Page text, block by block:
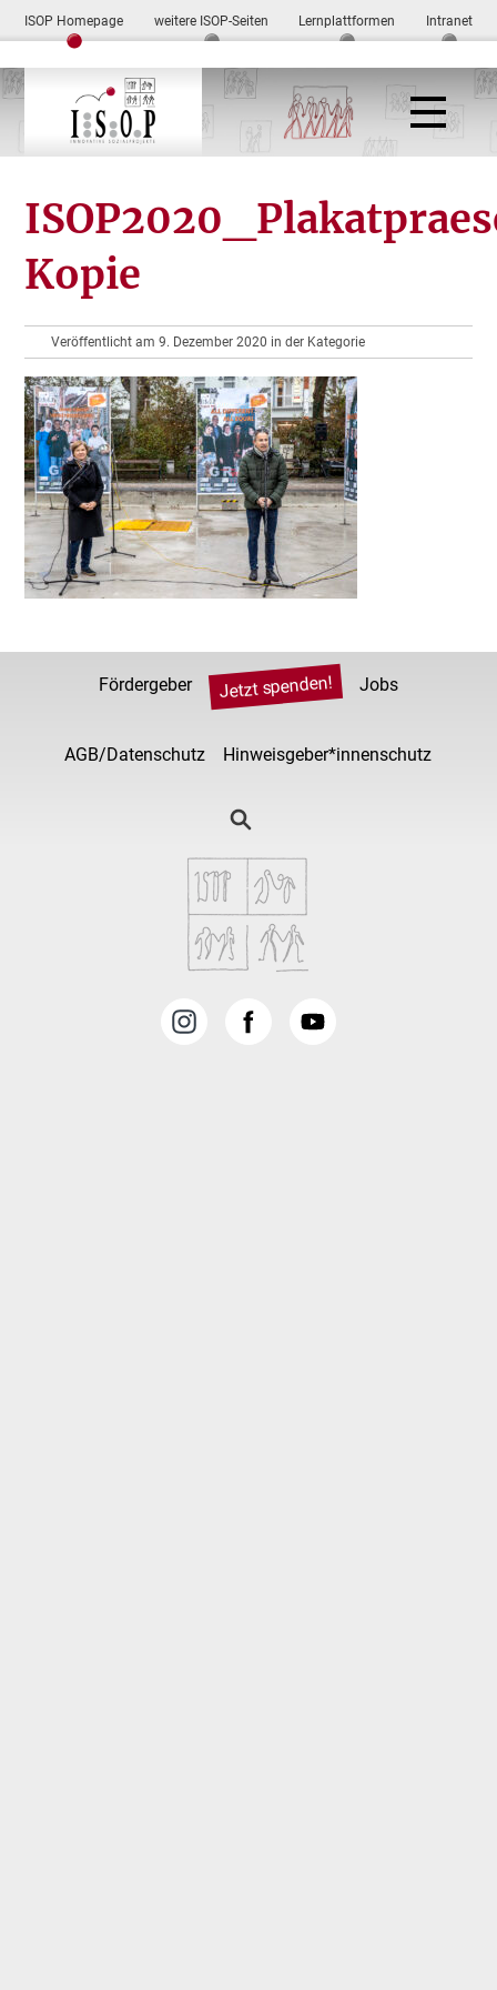
ISOP Homepage weitere ISOP-Seiten Lernplattformen Intranet
Kopie
Veröffentlicht am 9. Dezember 2020 in der Kategorie
Fördergeber Jetzt spenden! Jobs
AGB/Datenschutz Hinweisgeber*innenschutz